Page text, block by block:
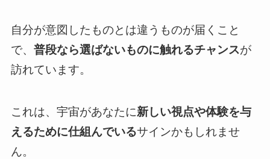
自分が意図したものとは違うものが届くこと
で、 普段なら選ばないものに触れるチャンスが
訪れています。
これは、宇宙があなたに新しい視点や体験を与
えるために仕組んでいるサインかもしれませ
ん。